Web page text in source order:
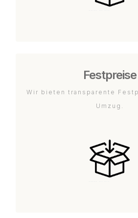
Festpreise
Wir bieten transparente
Umzug.